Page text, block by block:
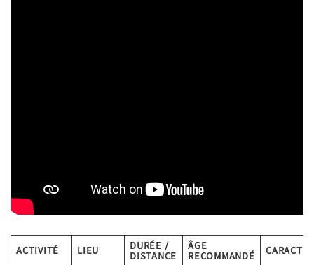
ACTIVITÉ LIEU DURÉE /
DISTANCE
ÂGE
RECOMMANDÉ